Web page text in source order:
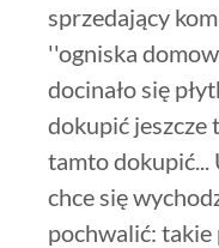
sprzedający
''ogniska
docinało się
dokupić jeszcze
tamto dokupić...
chce się
pochwalić: